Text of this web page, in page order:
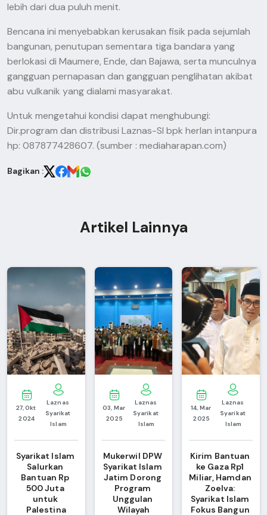
lebih dari dua puluh menit.
Bencana ini menyebabkan kerusakan fisik pada sejumlah
bangunan, penutupan sementara tiga bandara yang
berlokasi di Maumere, Ende, dan Bajawa, serta munculnya
gangguan pernapasan dan gangguan penglihatan akibat
abu vulkanik yang dialami masyarakat.
Untuk mengetahui kondisi dapat menghubungi:
Dir.program dan distribusi Laznas-SI bpk herlan intanpura
hp: 087877428607. (sumber : mediaharapan.com)
Bagikan :
Artikel Lainnya
27, Okt
2024
Laznas
Syarikat
Islam
Syarikat Islam
Salurkan
Bantuan Rp
500 Juta
untuk
Palestina
03, Mar
2025
Laznas
Syarikat
Islam
Mukerwil DPW
Syarikat Islam
Jatim Dorong
Program
Unggulan
Wilayah
14, Mar
2025
Laznas
Syarikat
Islam
Kirim Bantuan
ke Gaza Rp1
Miliar, Hamdan
Zoelva:
Syarikat Islam
Fokus Bangun